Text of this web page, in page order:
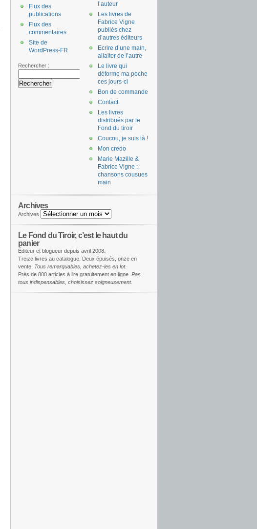
l’auteur
Les livres de
Fabrice Vigne
publiés chez
d’autres éditeurs
Ecrire d’une main,
allaiter de l’autre
Le livre qui
déforme ma poche
ces jours-ci
Bon de commande
Contact
Les livres
distribués par le
Fond du tiroir
Coucou, je suis là !
Mon credo
Marie Mazille &
Fabrice Vigne :
chansons cousues
main
Flux des
publications
Flux des
commentaires
Site de
WordPress-FR
Rechercher :
Archives
Archives
Le Fond du Tiroir, c’est le haut du
panier
Éditeur et blogueur depuis avril 2008.
Treize livres au catalogue. Deux épuisés, onze en
vente. Tous remarquables, achetez-les en lot.
Près de 800 articles à lire gratuitement en ligne. Pas
tous indispensables, choisissez soigneusement.